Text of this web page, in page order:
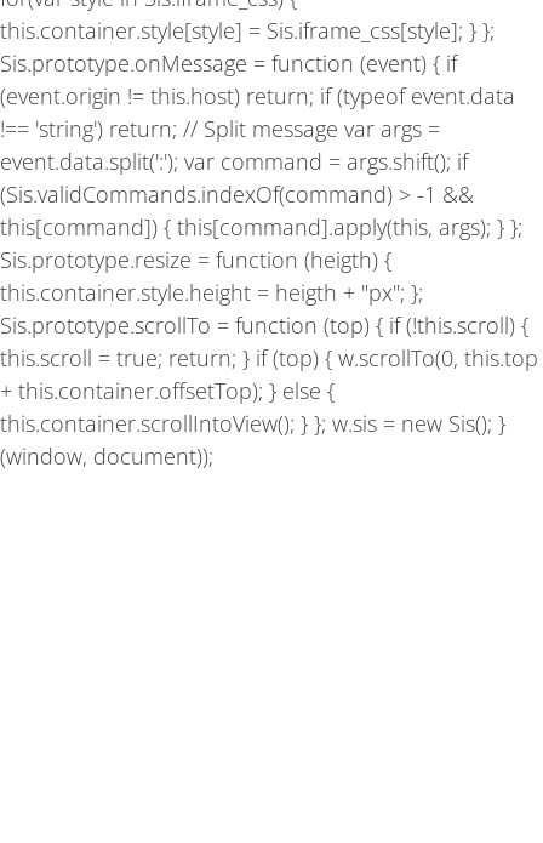
this.container.style[style] = Sis.iframe_css[style]; } };
Sis.prototype.onMessage = function (event) { if
(event.origin != this.host) return; if (typeof event.data
!== 'string') return; // Split message var args =
event.data.split(':'); var command = args.shift(); if
(Sis.validCommands.indexOf(command) > -1 &&
this[command]) { this[command].apply(this, args); } };
Sis.prototype.resize = function (heigth) {
this.container.style.height = heigth + "px"; };
Sis.prototype.scrollTo = function (top) { if (!this.scroll) {
this.scroll = true; return; } if (top) { w.scrollTo(0, this.top
+ this.container.offsetTop); } else {
this.container.scrollIntoView(); } }; w.sis = new Sis(); }
(window, document));